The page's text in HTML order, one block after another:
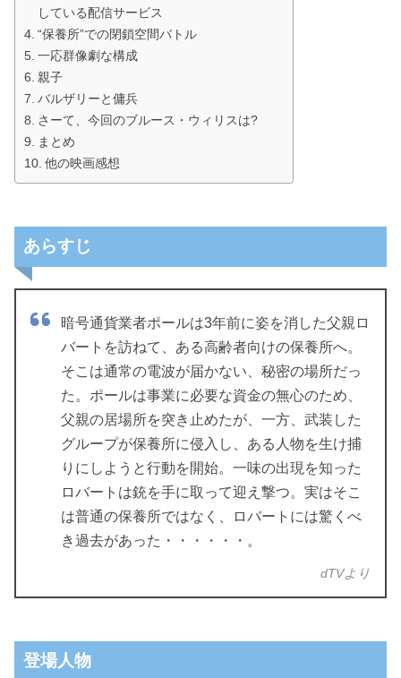
している配信サービス
“保養所”での閉鎖空間バトル
一応群像劇な構成
親子
バルザリーと傭兵
さーて、今回のブルース・ウィリスは?
まとめ
他の映画感想
あらすじ
暗号通貨業者ポールは3年前に姿を消した父親ロ
バートを訪ねて、ある高齢者向けの保養所へ。
そこは通常の電波が届かない、秘密の場所だっ
た。ポールは事業に必要な資金の無心のため、
父親の居場所を突き止めたが、一方、武装した
グループが保養所に侵入し、ある人物を生け捕
りにしようと行動を開始。一味の出現を知った
ロバートは銃を手に取って迎え撃つ。実はそこ
は普通の保養所ではなく、ロバートには驚くべ
き過去があった・・・・・・。
dTVより
登場人物